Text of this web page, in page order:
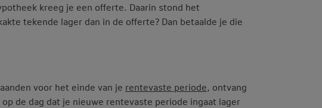
kreeg je een offerte. Daarin stond het
tekende lager dan in de offerte? Dan betaalde je die
voor het einde van je rentevaste periode, ontvang
de dag dat je nieuwe rentevaste periode ingaat lager